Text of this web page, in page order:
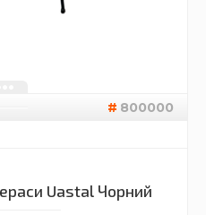
800000
Uastal Чорний